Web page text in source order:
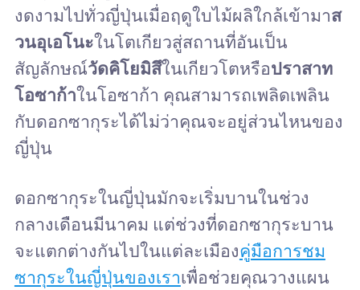
งดงามไปทั่วญี่ปุ่นเมื่อฤดูใบไม้ผลิใกล้เข้ามาส
วนอุเอโนะในโตเกียวสู่สถานที่อันเป็น
สัญลักษณ์วัดคิโยมิสึในเกียวโตหรือปราสาท
โอซาก้าในโอซาก้า คุณสามารถเพลิดเพลิน
กับดอกซากุระได้ไม่ว่าคุณจะอยู่ส่วนไหนของ
ญี่ปุ่น
ดอกซากุระในญี่ปุ่นมักจะเริ่มบานในช่วง
กลางเดือนมีนาคม แต่ช่วงที่ดอกซากุระบาน
จะแตกต่างกันไปในแต่ละเมืองคู่มือการชม
ซากุระในญี่ปุ่นของเราเพื่อช่วยคุณวางแผน